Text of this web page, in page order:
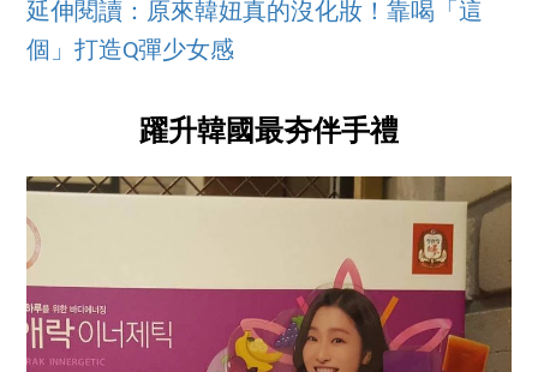
延伸閱讀： 原來韓妞真的沒化妝！靠喝「這
個」打造Q彈少女感
躍升韓國最夯伴手禮